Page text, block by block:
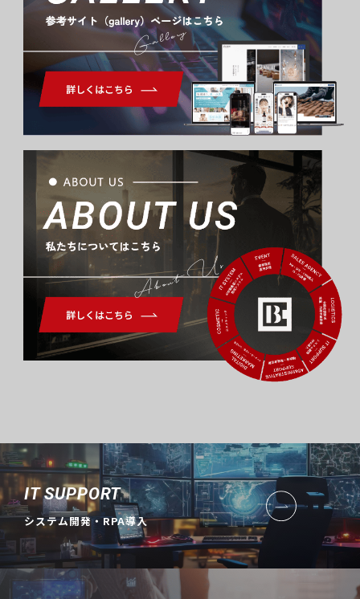
Gallery
About Us
IT SUPPORT
システム開発・RPA導入